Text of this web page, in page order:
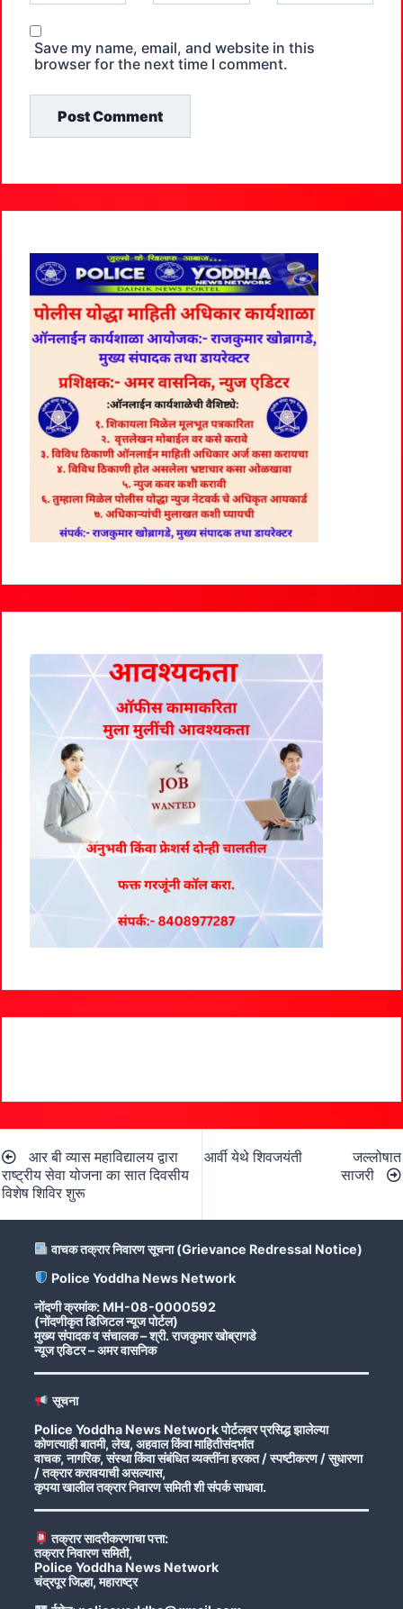
Save my name, email, and website in this
browser for the next time I comment.
navigation
आर बी व्यास महाविद्यालय द्वारा
राष्ट्रीय सेवा योजना का सात दिवसीय
विशेष शिविर शुरू
आर्वी येथे शिवजयंती जल्लोषात
साजरी
वाचक तक्रार निवारण सूचना (Grievance Redressal Notice)
Police Yoddha News Network
नोंदणी क्रमांक: MH-08-0000592
(नोंदणीकृत डिजिटल न्यूज पोर्टल)
मुख्य संपादक व संचालक – श्री. राजकुमार खोब्रागडे
न्यूज एडिटर – अमर वासनिक
सूचना
Police Yoddha News Network पोर्टलवर प्रसिद्ध झालेल्या
कोणत्याही बातमी, लेख, अहवाल किंवा माहितीसंदर्भात
वाचक, नागरिक, संस्था किंवा संबंधित व्यक्तींना हरकत / स्पष्टीकरण / सुधारणा
/ तक्रार करावयाची असल्यास,
कृपया खालील तक्रार निवारण समिती शी संपर्क साधावा.
तक्रार सादरीकरणाचा पत्ता:
तक्रार निवारण समिती,
Police Yoddha News Network
चंद्रपूर जिल्हा, महाराष्ट्र